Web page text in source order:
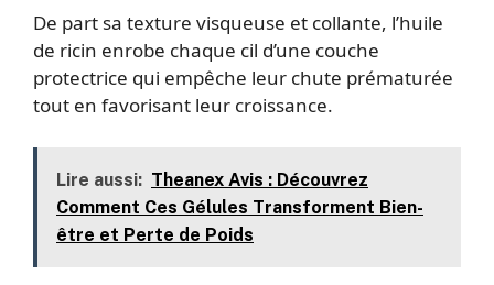
De part sa texture visqueuse et collante, l’huile
de ricin enrobe chaque cil d’une couche
protectrice qui empêche leur chute prématurée
tout en favorisant leur croissance.
Lire aussi: Theanex Avis : Découvrez
Comment Ces Gélules Transforment Bien-
être et Perte de Poids